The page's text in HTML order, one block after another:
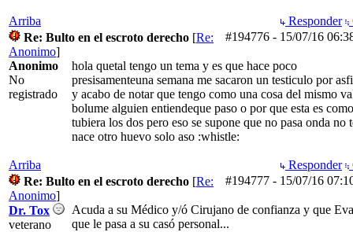
Arriba Responder
#194776 - 15/07/16
Re: Bulto en el escroto derecho [Re:
Anonimo]
Anonimo
No
registrado
hola quetal tengo un tema y es que hace poco
presisamenteuna semana me sacaron un testiculo por
y acabo de notar que tengo como una cosa del mismo
bolume alguien entiendeque paso o por que esta es
tubiera los dos pero eso se supone que no pasa onda no
nace otro huevo solo aso :whistle:
Arriba Responder
#194777 - 15/07/16
Re: Bulto en el escroto derecho [Re:
Anonimo]
Dr. Tox
veterano
Acuda a su Médico y/ó Cirujano de confianza y que
que le pasa a su casó personal...